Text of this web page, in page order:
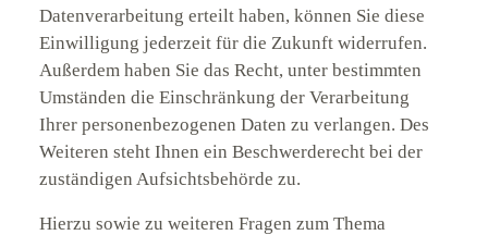
Datenverarbeitung erteilt haben, können Sie diese
Einwilligung jederzeit für die Zukunft widerrufen.
Außerdem haben Sie das Recht, unter bestimmten
Umständen die Einschränkung der Verarbeitung
Ihrer personenbezogenen Daten zu verlangen. Des
Weiteren steht Ihnen ein Beschwerderecht bei der
zuständigen Aufsichtsbehörde zu.
Hierzu sowie zu weiteren Fragen zum Thema